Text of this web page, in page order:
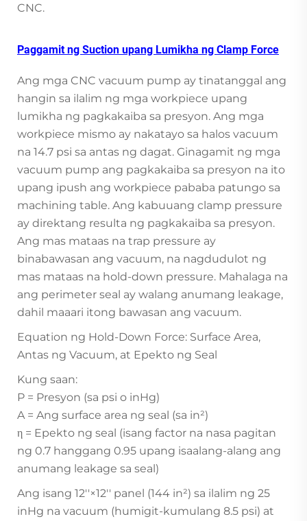
CNC.
Paggamit ng Suction upang Lumikha ng Clamp Force
Ang mga CNC vacuum pump ay tinatanggal ang
hangin sa ilalim ng mga workpiece upang
lumikha ng pagkakaiba sa presyon. Ang mga
workpiece mismo ay nakatayo sa halos vacuum
na 14.7 psi sa antas ng dagat. Ginagamit ng mga
vacuum pump ang pagkakaiba sa presyon na ito
upang ipush ang workpiece pababa patungo sa
machining table. Ang kabuuang clamp pressure
ay direktang resulta ng pagkakaiba sa presyon.
Ang mas mataas na trap pressure ay
binabawasan ang vacuum, na nagdudulot ng
mas mataas na hold-down pressure. Mahalaga na
ang perimeter seal ay walang anumang leakage,
dahil maaari itong bawasan ang vacuum.
Equation ng Hold-Down Force: Surface Area,
Antas ng Vacuum, at Epekto ng Seal
Kung saan:
P = Presyon (sa psi o inHg)
A = Ang surface area ng seal (sa in²)
η = Epekto ng seal (isang factor na nasa pagitan
ng 0.7 hanggang 0.95 upang isaalang-alang ang
anumang leakage sa seal)
Ang isang 12''×12'' panel (144 in²) sa ilalim ng 25
inHg na vacuum (humigit-kumulang 8.5 psi) at